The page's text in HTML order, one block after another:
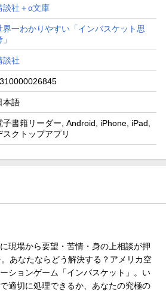
談社＋α文庫
界一わかりやすい「インバスケット思
談社
本語
子書籍リーダー, Android, iPhone, iPad,
スクトップアプリ
現場から要望・苦情・身の上相談が押
あなたならどう解決する？アメリカ空
ションゲーム「インバスケット」。い
適切に処理できるか、あなたの究極の